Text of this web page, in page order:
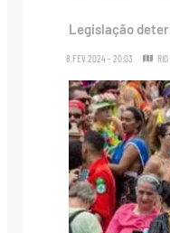
Legislação
8.FEV.2024 - 20:03